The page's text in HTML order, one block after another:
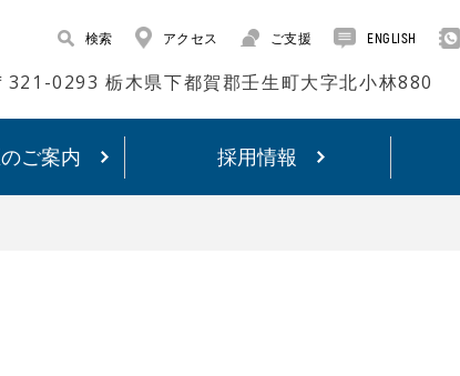
検索 アクセス ご支援 ENGLISH
321-0293 栃木県下都賀郡壬生町大字北小林880
ご案内 採用情報